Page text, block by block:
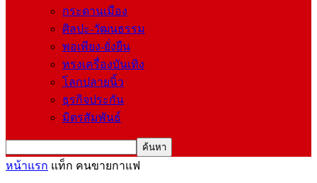
กระดานเมือง
ศิลปะ-วัฒนธรรม
พอเพียง-ยั่งยืน
ทรงเครื่องบันเทิง
โลกปลายนิ้ว
ธุรกิจประกัน
มิตรสัมพันธ์
หน้าแรก แท็ก คนขายกาแฟ